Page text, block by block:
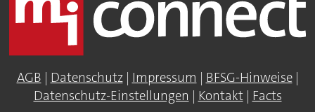
AGB | Datenschutz| Impressum | BFSG-Hinweise|
Datenschutz-Einstellungen | Kontakt| Facts